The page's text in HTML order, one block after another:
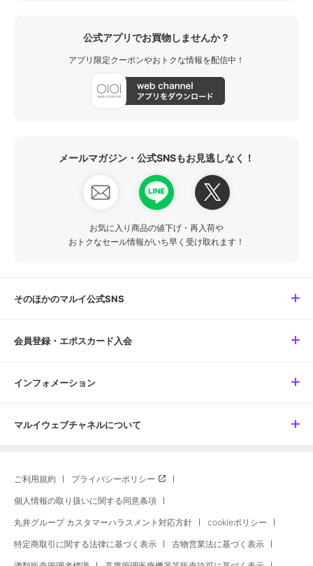
公式アプリでお買物しませんか？
アプリ限定クーポンやおトクな情報を配信中！
メールマガジン・公式SNSもお見逃しなく！
お気に入り商品の値下げ・再入荷や
おトクなセール情報がいち早く受け取れます！
そのほかのマルイ公式SNS
会員登録・エポスカード入会
インフォメーション
マルイウェブチャネルについて
ご利用規約 プライバシーポリシー
個人情報の取り扱いに関する同意条項
丸井グループ カスタマーハラスメント対応方針 cookieポリシー
特定商取引に関する法律に基づく表示 古物営業法に基づく表示